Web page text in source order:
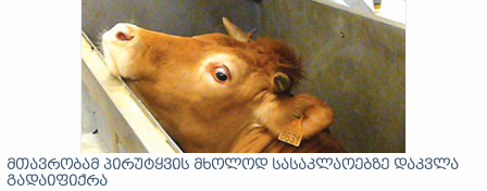
მთავრობამ პირუტყვის მხოლოდ სასაკლაოებზე დაკვლა
გადაიფიქრა